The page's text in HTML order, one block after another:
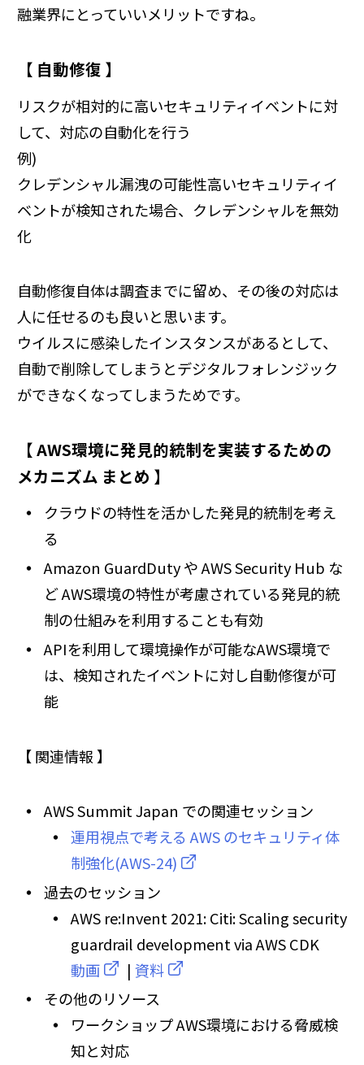
融業界にとっていいメリットですね。
【 自動修復 】
リスクが相対的に高いセキュリティイベントに対
して、対応の自動化を行う
例)
クレデンシャル漏洩の可能性高いセキュリティイ
ベントが検知された場合、クレデンシャルを無効
化
自動修復自体は調査までに留め、その後の対応は
人に任せるのも良いと思います。
ウイルスに感染したインスタンスがあるとして、
自動で削除してしまうとデジタルフォレンジック
ができなくなってしまうためです。
【 AWS環境に発見的統制を実装するための
メカニズム まとめ 】
クラウドの特性を活かした発見的統制を考え
る
Amazon GuardDuty や AWS Security Hub な
ど AWS環境の特性が考慮されている発見的統
制の仕組みを利用することも有効
APIを利用して環境操作が可能なAWS環境で
は、検知されたイベントに対し自動修復が可
能
【 関連情報 】
AWS Summit Japan での関連セッション
運用視点で考える AWS のセキュリティ体
制強化(AWS-24)
過去のセッション
AWS re:Invent 2021: Citi: Scaling security
guardrail development via AWS CDK
動画
| 資料
その他のリソース
ワークショップ AWS環境における脅威検
知と対応